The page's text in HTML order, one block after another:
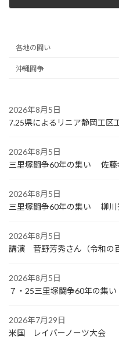
各地の闘い
沖縄闘争
2026年8月5日
7.25県によるリニア静岡工区
2026年8月5日
三里塚闘争60年の集い 佐藤
2026年8月5日
三里塚闘争60年の集い 柳川
2026年8月5日
講演 菅野芳秀さん（令和の
2026年8月5日
７・25三里塚闘争60年の集い
2026年7月29日
米国 レイバーノーツ大会